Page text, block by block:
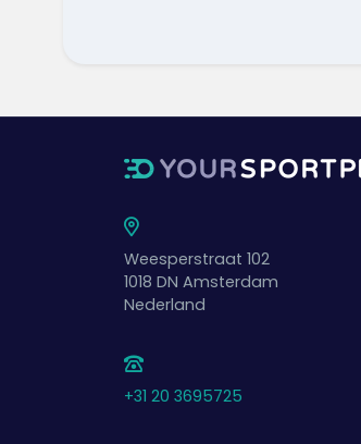
Weesperstraat 102
1018 DN Amsterdam
Nederland
+31 20 3695725